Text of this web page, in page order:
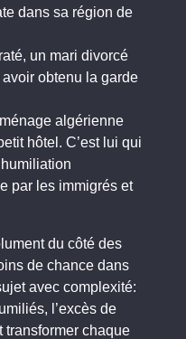
dans sa région de
un mari divorcé
obtenu la garde
algérienne
hôtel. C’est lui qui
par les immigrés et
du côté des
de chance dans
avec complexité:
l’excès de
transformer chaque